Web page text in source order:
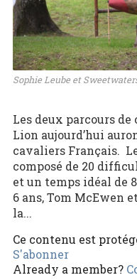
Sophie Leube et
Les deux parcours de
Lion aujourd’hui
cavaliers Français.
composé de 20
et un temps idéal de
6 ans, Tom McEwen
la...
Ce contenu est
S'abonner
Already a member?